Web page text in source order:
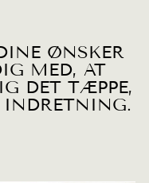
ØNSKER
MED, AT
DET TÆPPE,